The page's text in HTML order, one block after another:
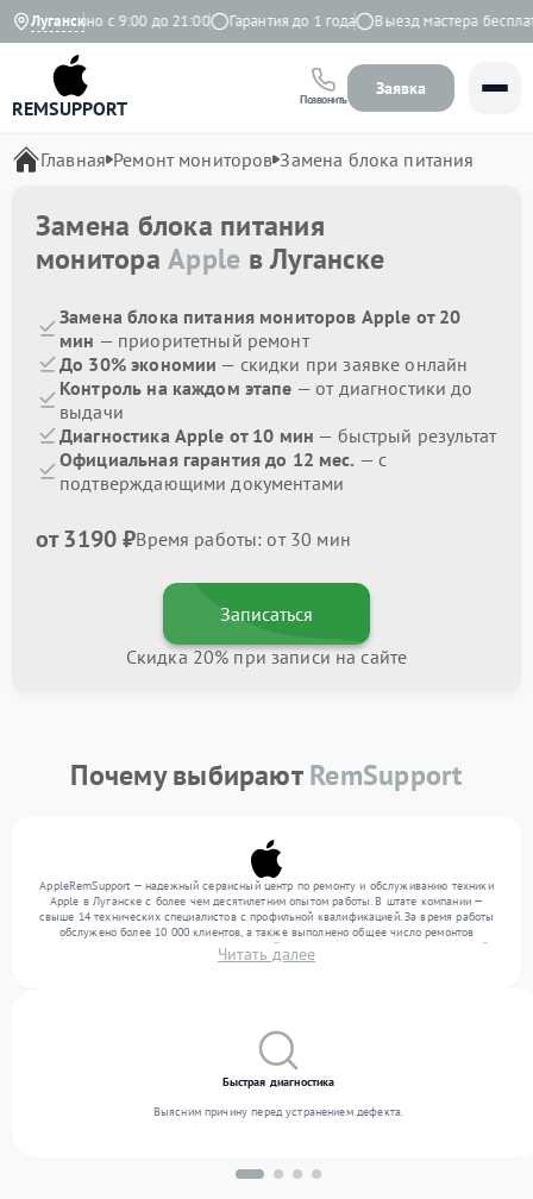
Луганск
Ежедневно с 9:00 до 21:00 Гарантия до 1 года Выезд мастера
REMSUPPORT Позвонить
Заявка
Главная Ремонт мониторов Замена блока питания
Замена блока питания
монитораApple в Луганске
Замена блока питания мониторов Apple от 20
мин — приоритетный ремонт
До 30% экономии — скидки при заявке онлайн
Контроль на каждом этапе — от диагностики до
выдачи
Диагностика Apple от 10 мин — быстрый результат
Официальная гарантия до 12 мес. — с
подтверждающими документами
от 3190 ₽Время работы: от 30 мин
Записаться
Скидка 20% при записи на сайте
Почему выбираютRemSupport
AppleRemSupport — надежный сервисный центр по ремонту и обслуживанию техники
Apple в Луганске с более чем десятилетним опытом работы. В штате компании —
свыше 14 технических специалистов с профильной квалификацией. За время работы
обслужено более 10 000 клиентов, а также выполнено общее число ремонтов
превысило 12 000. Ежемесячно в сервисный центр поступает более 300 обращений,
включая , , . Мы выполняем ремонт различного уровня сложности и гарантируем
Читать далее
Быстрая диагностика
Выясним причину перед устранением дефекта.